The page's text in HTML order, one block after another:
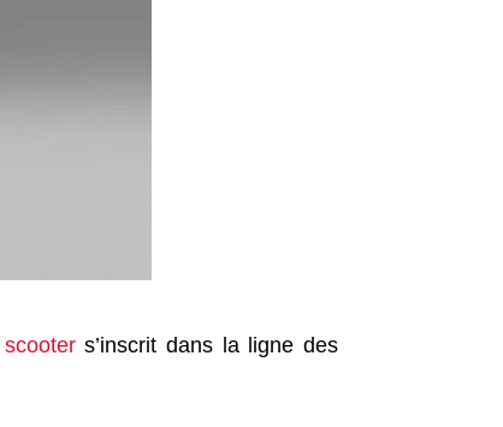
scooters’inscrit dans la ligne des